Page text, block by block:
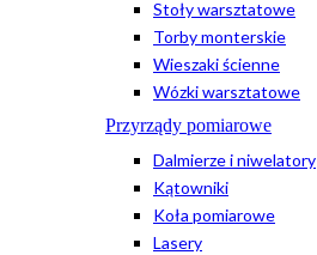
Stoły warsztatowe
Torby monterskie
Wieszaki ścienne
Wózki warsztatowe
Przyrządy pomiarowe
Dalmierze i niwelatory
Kątowniki
Koła pomiarowe
Lasery